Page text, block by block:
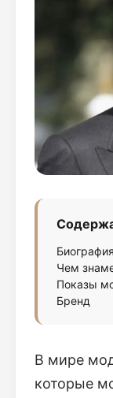
Биография
Чем
Показы
Бренд
В мире
которые